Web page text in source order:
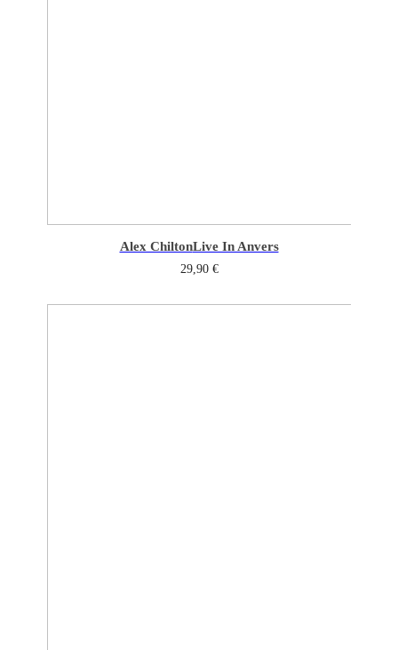
Alex ChiltonLive In Anvers
29,90 €